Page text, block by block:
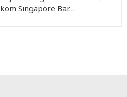
Singapore Bar…